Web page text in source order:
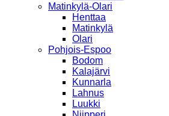
Matinkylä-Olari
Henttaa
Matinkylä
Olari
Pohjois-Espoo
Bodom
Kalajärvi
Kunnarla
Lahnus
Luukki